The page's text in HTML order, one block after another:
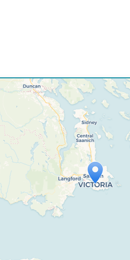
Travelers' Map is loading...
If you see this after your page is loaded
missing.